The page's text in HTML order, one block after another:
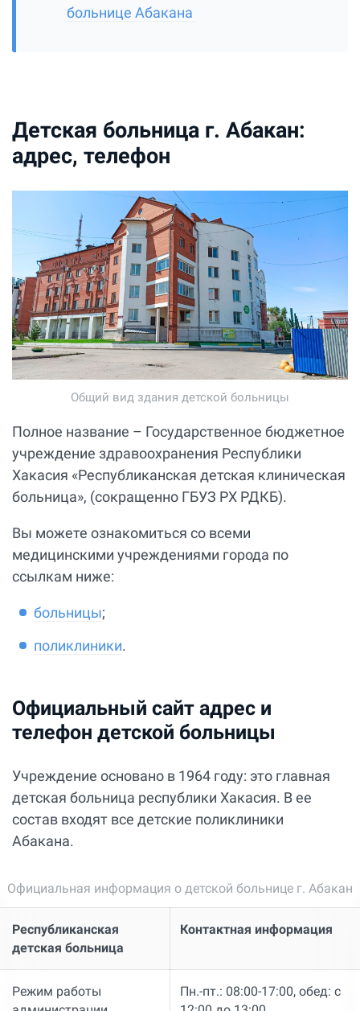
больнице Абакана
Детская больница г. Абакан:
адрес, телефон
Общий вид здания детской больницы
Полное название – Государственное бюджетное
учреждение здравоохранения Республики
Хакасия «Республиканская детская клиническая
больница», (сокращенно ГБУЗ РХ РДКБ).
Вы можете ознакомиться со всеми
медицинскими учреждениями города по
ссылкам ниже:
больницы;
поликлиники.
Официальный сайт адрес и
телефон детской больницы
Учреждение основано в 1964 году: это главная
детская больница республики Хакасия. В ее
состав входят все детские поликлиники
Абакана.
Официальная информация о детской больнице г. Абакан
Республиканская
детская больница
Контактная информация
Режим работы
Пн.-пт.: 08:00-17:00, обед: с